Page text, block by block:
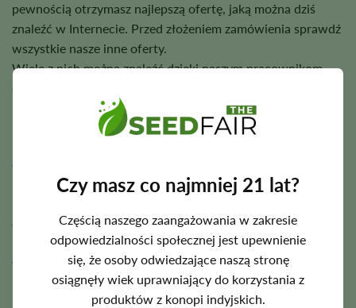
Czy masz co najmniej 21 lat?
Częścią naszego zaangażowania w zakresie
odpowiedzialności społecznej jest upewnienie
się, że osoby odwiedzające naszą stronę
osiągnęły wiek uprawniający do korzystania z
produktów z konopi indyjskich.
pewnością otrzymasz najlepszą ofertę, jaką można dziś
znaleźć w Internecie. Przed złożeniem zamówienia sprawdź
wszystkie nasze inne oferty.
Wiele z nich można znaleźć dzięki naszym pracownikom
czatu i pomocy technicznej dostępnej na stronie
internetowej 24 godziny na dobę, 7 dni w tygodniu.
całego świata.
Nie możesz znaleźć konkretnej odmiany? Zapoznaj się z
e-mail na adrespaythefair7@gmail.com, a my znajdziemy
nasiona, których szukasz. Seed Fair jest dostępny dla
wszystkich Twoich potrzeb, zapraszamy do skorzystania z
naszych usług!